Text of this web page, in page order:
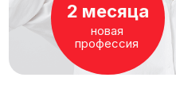
2 месяца
новая
профессия